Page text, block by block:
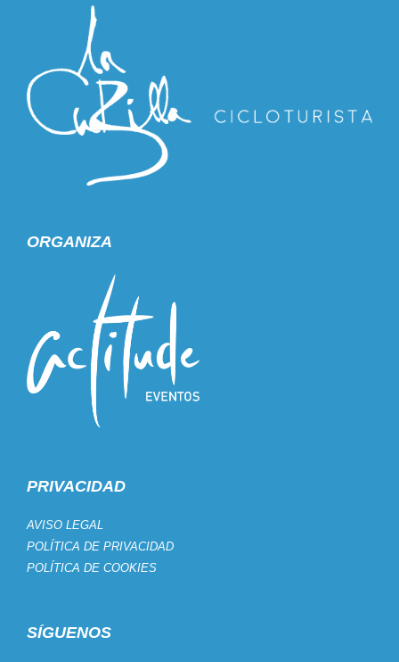
ORGANIZA
PRIVACIDAD
AVISO LEGAL
POLÍTICA DE PRIVACIDAD
POLÍTICA DE COOKIES
SÍGUENOS